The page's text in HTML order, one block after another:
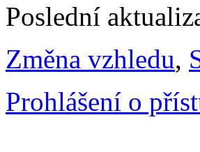
Poslední
Změna vzhledu,
Prohlášení o